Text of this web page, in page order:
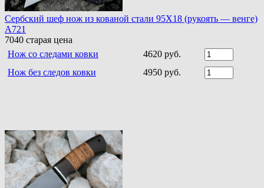
Сербский шеф нож из кованой стали 95Х18 (рукоять — венге)
A721
7040 старая цена
Нож со следами ковки
4620 руб.
Нож без следов ковки
4950 руб.